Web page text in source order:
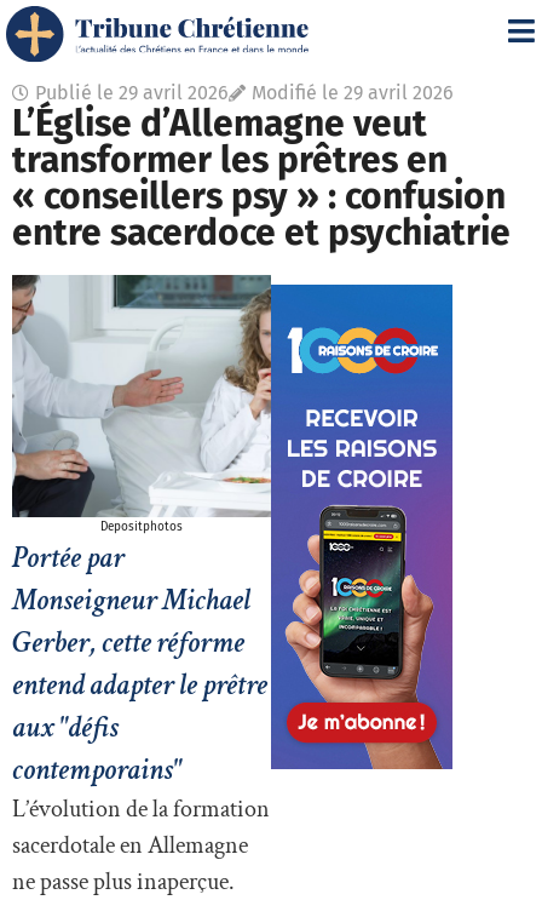
Publié le 29 avril 2026 Modifié le 29 avril 2026
L’Église d’Allemagne veut
transformer les prêtres en
« conseillers psy » : confusion
entre sacerdoce et psychiatrie
Depositphotos
Portée par
Monseigneur Michael
Gerber, cette réforme
entend adapter le prêtre
aux "défis
contemporains"
L’évolution de la formation
sacerdotale en Allemagne
ne passe plus inaperçue.